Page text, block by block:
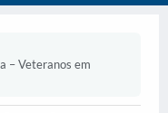
– Veteranos em